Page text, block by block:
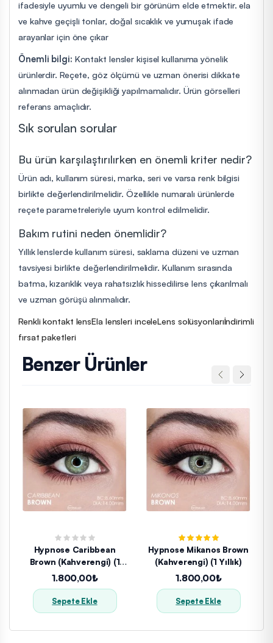
ifadesiyle uyumlu ve dengeli bir görünüm elde etmektir. ela
ve kahve geçişli tonlar, doğal sıcaklık ve yumuşak ifade
arayanlar için öne çıkar
Önemli bilgi: Kontakt lensler kişisel kullanıma yönelik
ürünlerdir. Reçete, göz ölçümü ve uzman önerisi dikkate
alınmadan ürün değişikliği yapılmamalıdır. Ürün görselleri
referans amaçlıdır.
Sık sorulan sorular
Bu ürün karşılaştırılırken en önemli kriter nedir?
Ürün adı, kullanım süresi, marka, seri ve varsa renk bilgisi
birlikte değerlendirilmelidir. Özellikle numaralı ürünlerde
reçete parametreleriyle uyum kontrol edilmelidir.
Bakım rutini neden önemlidir?
Yıllık lenslerde kullanım süresi, saklama düzeni ve uzman
tavsiyesi birlikte değerlendirilmelidir. Kullanım sırasında
batma, kızarıklık veya rahatsızlık hissedilirse lens çıkarılmalı
ve uzman görüşü alınmalıdır.
Renkli kontakt lensEla lensleri inceleLens solüsyonlarıİndirimli
fırsat paketleri
Benzer Ürünler
Hypnose Caribbean
Brown (Kahverengi) (1
Yıllık)
1.800,00₺
Sepete Ekle
Hypnose Mikanos Brown
(Kahverengi) (1 Yıllık)
1.800,00₺
Sepete Ekle